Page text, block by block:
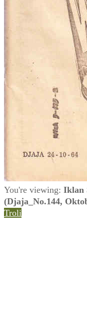
You're viewing: Iklan
(Djaja_No.144,
Troli